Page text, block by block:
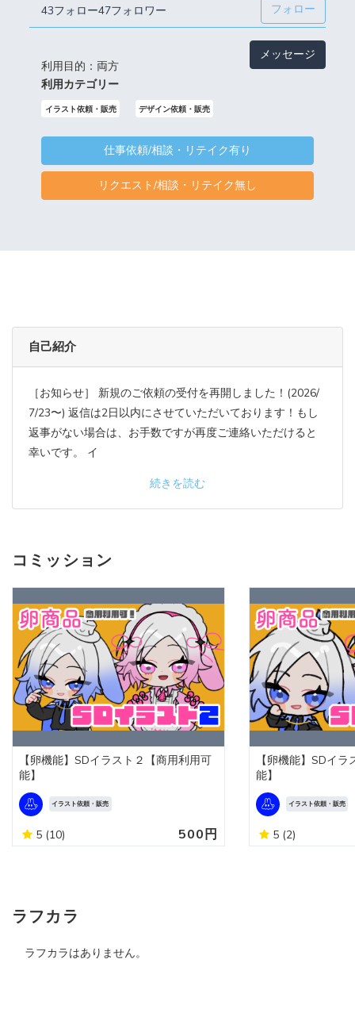
43フォロー47フォロワー フォロー
利用目的：両方
メッセージ
利用カテゴリー
イラスト依頼・販売 デザイン依頼・販売
仕事依頼/相談・リテイク有り
リクエスト/相談・リテイク無し
自己紹介
［お知らせ］ 新規のご依頼の受付を再開しました！(2026/
7/23〜) 返信は2日以内にさせていただいております！もし
返事がない場合は、お手数ですが再度ご連絡いただけると
幸いです。 イ
続きを読む
コミッション
【卵機能】SDイラスト２【商用利用可
能】
イラスト依頼・販売
5 (10) 500円
【卵機能】SDイ
能】
イラスト依頼・販売
5 (2)
ラフカラ
ラフカラはありません。